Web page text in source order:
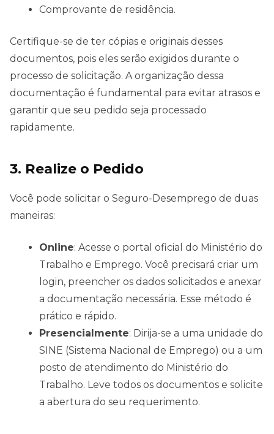
Comprovante de residência.
Certifique-se de ter cópias e originais desses
documentos, pois eles serão exigidos durante o
processo de solicitação. A organização dessa
documentação é fundamental para evitar atrasos e
garantir que seu pedido seja processado
rapidamente.
3. Realize o Pedido
Você pode solicitar o Seguro-Desemprego de duas
maneiras:
Online: Acesse o portal oficial do Ministério do
Trabalho e Emprego. Você precisará criar um
login, preencher os dados solicitados e anexar
a documentação necessária. Esse método é
prático e rápido.
Presencialmente: Dirija-se a uma unidade do
SINE (Sistema Nacional de Emprego) ou a um
posto de atendimento do Ministério do
Trabalho. Leve todos os documentos e solicite
a abertura do seu requerimento.